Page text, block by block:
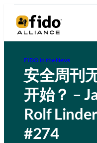
FIDO in the News
安全周刊
开始？ –
Rolf
#274